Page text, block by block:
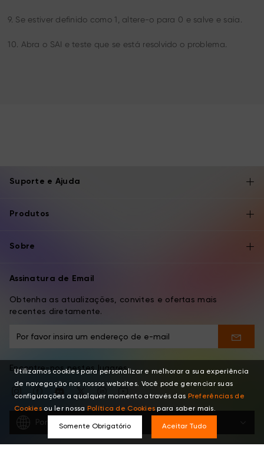
9. Se estiver definido como 1, altere-o para 0 e salve e saia.
10. Abra o SAI e teste que se está resolvido o problema.
Suporte e Ajuda
Produtos
Sobre
Assinatura de Email
Obtenha as atualizações, convites e ofertas mais
recentes diretamente.
Encontre-nos nestes lugares
Português
Utilizamos cookies para personalizar e melhorar a sua experiência
de navegação nos nossos websites. Você pode gerenciar suas
configurações a qualquer momento através das Preferências de
Cookiesou ler nossa Política de Cookies para saber mais.
Somente Obrigatório Aceitar Tudo